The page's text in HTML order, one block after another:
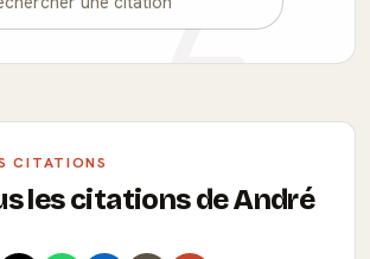
CITATIONS
les citations de André